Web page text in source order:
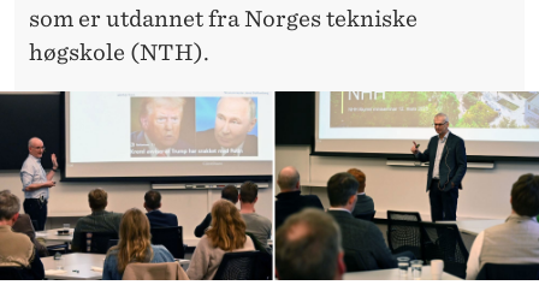
som er utdannet fra Norges tekniske
høgskole (NTH).